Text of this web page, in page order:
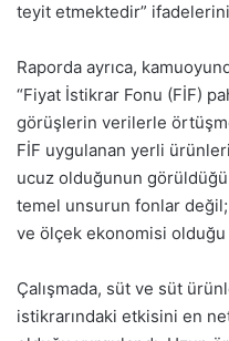
teyit etmektedir”
Raporda ayrıca,
“Fiyat İstikrar Fonu (FİF)
görüşlerin verilerle
FİF uygulanan yerli
ucuz olduğunun
temel unsurun fonlar
ve ölçek ekonomisi
Çalışmada, süt ve süt
istikrarındaki etkisini en